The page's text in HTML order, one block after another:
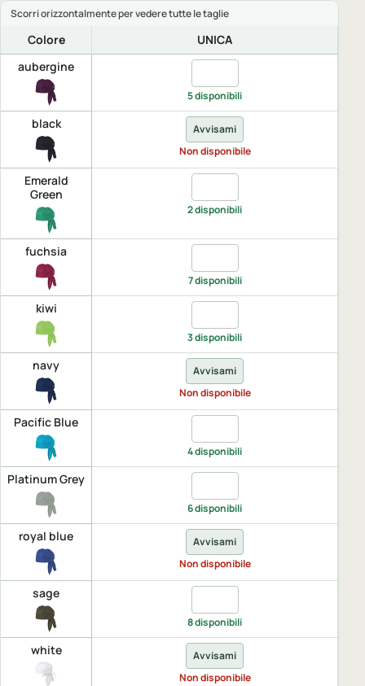
Colore
UNICA
aubergine
5 disponibili
black
Avvisami
Non disponibile
Emerald
Green
2 disponibili
fuchsia
7 disponibili
kiwi
3 disponibili
navy
Avvisami
Non disponibile
Pacific Blue
4 disponibili
Platinum Grey
6 disponibili
royal blue
Avvisami
Non disponibile
sage
8 disponibili
white
Avvisami
Non disponibile